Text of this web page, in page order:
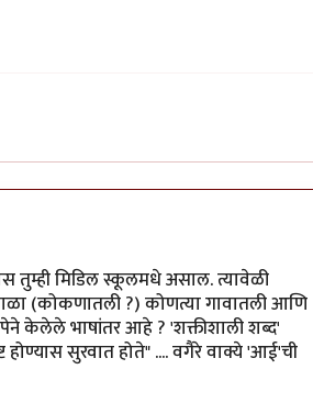
तुम्ही मिडिल स्कूलमधे असाल. त्यावेळी
(कोकणातली ?) कोणत्या गावातली आणि
केलेले भाषांतर आहे ? 'शक्तीशाली शब्द'
होण्यास सुरवात होते" .... वगैरे वाक्ये 'आई'ची